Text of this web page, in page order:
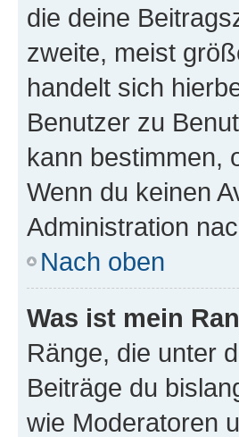
die deine
zweite, meist
handelt sich
Benutzer zu
kann bestimmen,
Wenn du keinen
Administration
Nach oben
Was ist mein
Ränge, die unter
Beiträge du
wie Moderatoren